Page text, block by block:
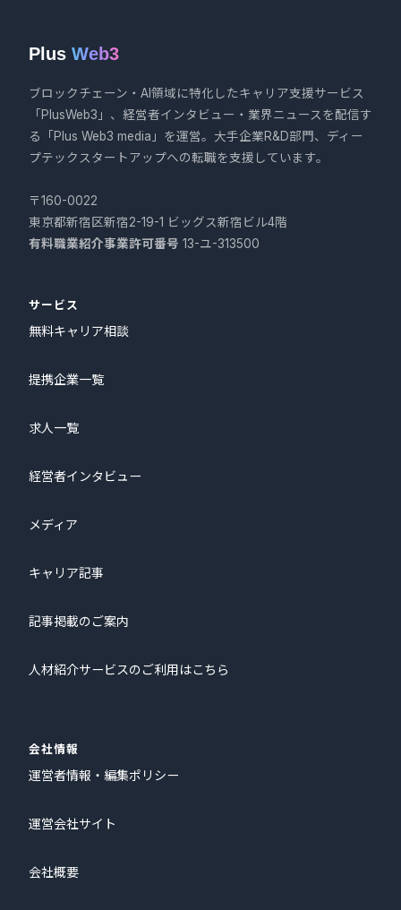
Plus Web3
ブロックチェーン・AI領域に特化したキャリア支援サービス
「PlusWeb3」、経営者インタビュー・業界ニュースを配信す
る「Plus Web3 media」を運営。大手企業R&D部門、ディー
プテックスタートアップへの転職を支援しています。
〒160-0022
東京都新宿区新宿2-19-1 ビッグス新宿ビル4階
有料職業紹介事業許可番号 13-ユ-313500
サービス
無料キャリア相談
提携企業一覧
求人一覧
経営者インタビュー
メディア
キャリア記事
記事掲載のご案内
人材紹介サービスのご利用はこちら
会社情報
運営者情報・編集ポリシー
運営会社サイト
会社概要